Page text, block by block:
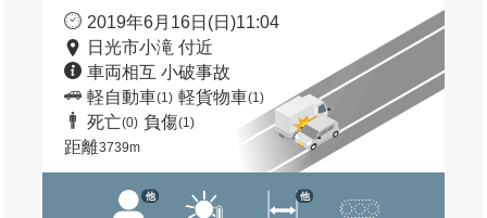
2019年6月16日(日)11:04
日光市小滝 付近
車両相互 小破事故
軽自動車(1) 軽貨物車(1)
死亡(0) 負傷(1)
距離3739m
他 他